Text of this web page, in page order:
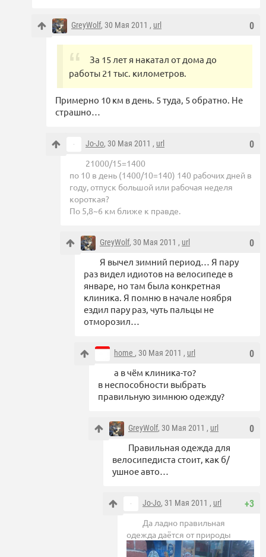
0
GreyWolf, 30 Мая 2011 , url
За 15 лет я накатал от дома до
работы 21 тыс. километров.
Примерно 10 км в день. 5 туда, 5 обратно. Не
страшно…
0
Jo-Jo, 30 Мая 2011 , url
21000/15=1400
по 10 в день (1400/10=140) 140 рабочих дней в
году, отпуск большой или рабочая неделя
короткая?
По 5,8~6 км ближе к правде.
0
GreyWolf, 30 Мая 2011 , url
Я вычел зимний период… Я пару
раз видел идиотов на велосипеде в
январе, но там была конкретная
клиника. Я помню в начале ноября
ездил пару раз, чуть пальцы не
отморозил…
0
home , 30 Мая 2011 , url
а в чём клиника-то?
в неспособности выбрать
правильную зимнюю одежду?
0
GreyWolf, 30 Мая 2011 , url
Правильная одежда для
велосипедиста стоит, как б/
ушное авто…
+3
Jo-Jo, 31 Мая 2011 , url
Да ладно правильная
одежда даётся от природы